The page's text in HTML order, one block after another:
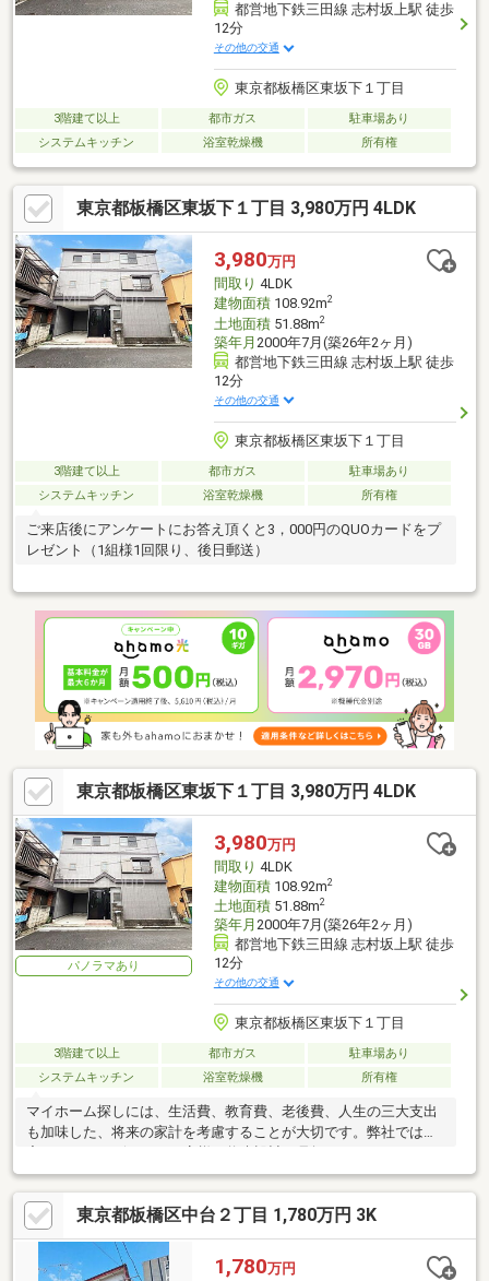
都営地下鉄三田線 志村坂上駅 徒歩
12分
その他の交通
東京都板橋区東坂下１丁目
3階建て以上 都市ガス
駐車場あり
システムキッチン
浴室乾燥機 所有権
東京都板橋区東坂下１丁目 3,980万円 4LDK
3,980万円
間取り 4LDK
建物面積108.92m2
土地面積51.88m2
築年月 2000年7月(築26年2ヶ月)
都営地下鉄三田線 志村坂上駅 徒歩
12分
その他の交通
東京都板橋区東坂下１丁目
3階建て以上 都市ガス
駐車場あり
システムキッチン
浴室乾燥機 所有権
ご来店後にアンケートにお答え頂くと3，000円のQUOカードをプ
レゼント（1組様1回限り、後日郵送）
東京都板橋区東坂下１丁目 3,980万円 4LDK
パノラマあり
3,980万円
間取り 4LDK
建物面積108.92m2
土地面積51.88m2
築年月 2000年7月(築26年2ヶ月)
都営地下鉄三田線 志村坂上駅 徒歩
12分
その他の交通
東京都板橋区東坂下１丁目
3階建て以上 都市ガス
駐車場あり
システムキッチン
浴室乾燥機 所有権
マイホーム探しには、生活費、教育費、老後費、人生の三大支出
も加味した、将来の家計を考慮することが大切です。弊社では住
ングを実施します。
東京都板橋区中台２丁目 1,780万円 3K
1,780万円